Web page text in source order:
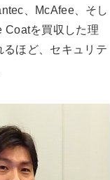
、McAfee、そし
Coatを買収した理
ほど、セキュリテ